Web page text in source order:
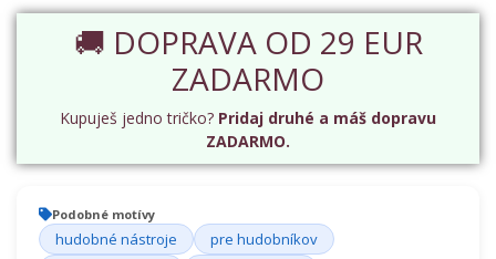
🚚 DOPRAVA OD 29 EUR
ZADARMO
Kupuješ jedno tričko? Pridaj druhé a máš dopravu
ZADARMO.
Podobné motívy
hudobné nástroje
pre hudobníkov